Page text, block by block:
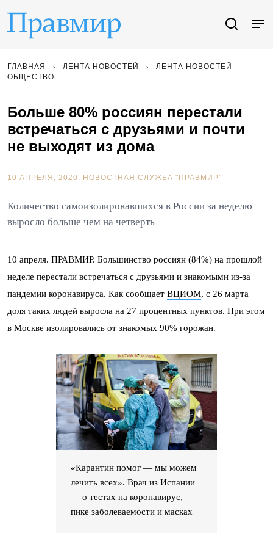
ГЛАВНАЯ ЛЕНТА НОВОСТЕЙ
ЛЕНТА НОВОСТЕЙ -
ОБЩЕСТВО
Больше 80% россиян перестали
встречаться с друзьями и почти
не выходят из дома
10 АПРЕЛЯ, 2020. НОВОСТНАЯ СЛУЖБА "ПРАВМИР"
Количество самоизолировавшихся в России за неделю
выросло больше чем на четверть
10 апреля. ПРАВМИР. Большинство россиян (84%) на прошлой
неделе перестали встречаться с друзьями и знакомыми из-за
пандемии коронавируса. Как сообщает ВЦИОМ, с 26 марта
доля таких людей выросла на 27 процентных пунктов. При этом
в Москве изолировались от знакомых 90% горожан.
«Карантин помог — мы можем
лечить всех». Врач из Испании
— о тестах на коронавирус,
пике заболеваемости и масках